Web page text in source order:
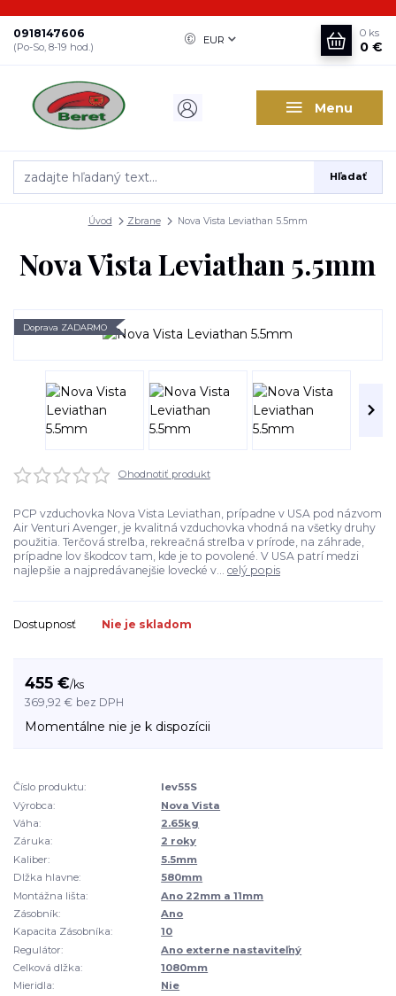
Menu
EUR
Hľadať
0918147606
(Po-So, 8-19 hod.)
0 ks
0 €
Úvod Zbrane Nova Vista Leviathan 5.5mm
Nova Vista Leviathan 5.5mm
Doprava ZADARMO
Ohodnotiť produkt
PCP vzduchovka Nova Vista Leviathan, prípadne v USA pod názvom
Air Venturi Avenger, je kvalitná vzduchovka vhodná na všetky druhy
použitia. Terčová streľba, rekreačná streľba v prírode, na záhrade,
prípadne lov škodcov tam, kde je to povolené. V USA patrí medzi
najlepšie a najpredávanejšie lovecké v... celý popis
Dostupnosť Nie je skladom
455 €/ks
369,92 € bez DPH
Momentálne nie je k dispozícii
Číslo produktu:
lev55S
Výrobca:
Nova Vista
Váha:
2.65kg
Záruka:
2 roky
Kaliber:
5.5mm
Dlžka hlavne:
580mm
Montážna lišta:
Ano 22mm a 11mm
Zásobník:
Ano
Kapacita Zásobníka:
10
Regulátor:
Ano externe nastaviteľný
Celková dlžka:
1080mm
Mieridla:
Nie